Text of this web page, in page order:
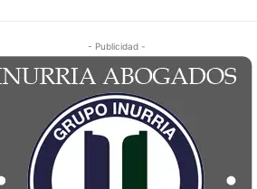
- Publicidad -